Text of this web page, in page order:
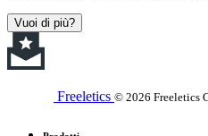
Vuoi di più?
Freeletics © 2026 Freeletics